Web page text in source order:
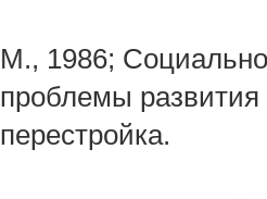
М., 1986;
проблемы
перестройка.